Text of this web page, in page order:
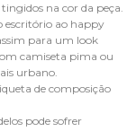
na cor da peça.
escritório ao happy
para um look
camiseta pima ou
urbano.
de composição
pode sofrer